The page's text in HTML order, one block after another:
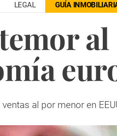
LEGAL GUÍA
al
al por menor en